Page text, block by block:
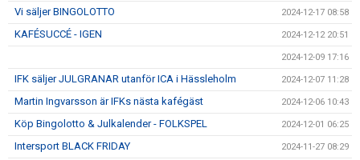
Vi säljer BINGOLOTTO 2024-12-17 08:58
KAFÉSUCCÉ - IGEN 2024-12-12 20:51
2024-12-09 17:16
IFK säljer JULGRANAR utanför ICA i Hässleholm 2024-12-07 11:28
Martin Ingvarsson är IFKs nästa kafégäst 2024-12-06 10:43
Köp Bingolotto & Julkalender - FOLKSPEL 2024-12-01 06:25
Intersport BLACK FRIDAY 2024-11-27 08:29